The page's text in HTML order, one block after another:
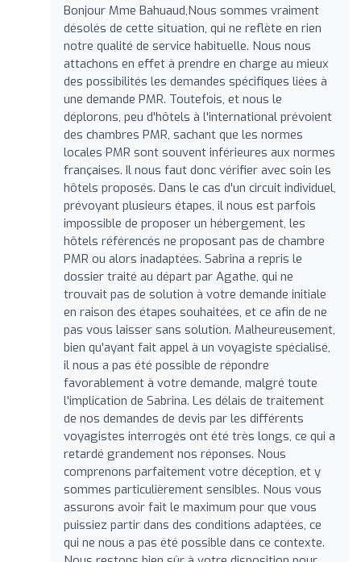
Bonjour Mme Bahuaud,Nous sommes vraiment
désolés de cette situation, qui ne reflète en rien
notre qualité de service habituelle. Nous nous
attachons en effet à prendre en charge au mieux
des possibilités les demandes spécifiques liées à
une demande PMR. Toutefois, et nous le
déplorons, peu d'hôtels à l'international prévoient
des chambres PMR, sachant que les normes
locales PMR sont souvent inférieures aux normes
françaises. Il nous faut donc vérifier avec soin les
hôtels proposés. Dans le cas d'un circuit individuel,
prévoyant plusieurs étapes, il nous est parfois
impossible de proposer un hébergement, les
hôtels référencés ne proposant pas de chambre
PMR ou alors inadaptées. Sabrina a repris le
dossier traité au départ par Agathe, qui ne
trouvait pas de solution à votre demande initiale
en raison des étapes souhaitées, et ce afin de ne
pas vous laisser sans solution. Malheureusement,
bien qu'ayant fait appel à un voyagiste spécialisé,
il nous a pas été possible de répondre
favorablement à votre demande, malgré toute
l'implication de Sabrina. Les délais de traitement
de nos demandes de devis par les différents
voyagistes interrogés ont été très longs, ce qui a
retardé grandement nos réponses. Nous
comprenons parfaitement votre déception, et y
sommes particulièrement sensibles. Nous vous
assurons avoir fait le maximum pour que vous
puissiez partir dans des conditions adaptées, ce
qui ne nous a pas été possible dans ce contexte.